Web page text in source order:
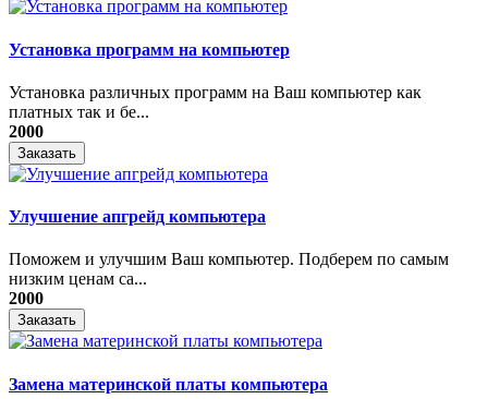
Установка программ на компьютер
Установка различных программ на Ваш компьютер как
платных так и бе...
2000
Заказать
Улучшение апгрейд компьютера
Поможем и улучшим Ваш компьютер. Подберем по самым
низким ценам са...
2000
Заказать
Замена материнской платы компьютера